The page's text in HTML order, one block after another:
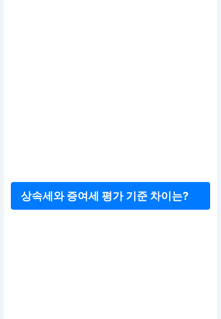
상속세와 증여세 평가 기준 차이는?